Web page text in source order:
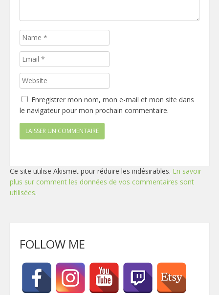
Enregistrer mon nom, mon e-mail et mon site dans
le navigateur pour mon prochain commentaire.
Ce site utilise Akismet pour réduire les indésirables. En savoir
plus sur comment les données de vos commentaires sont
utilisées.
FOLLOW ME